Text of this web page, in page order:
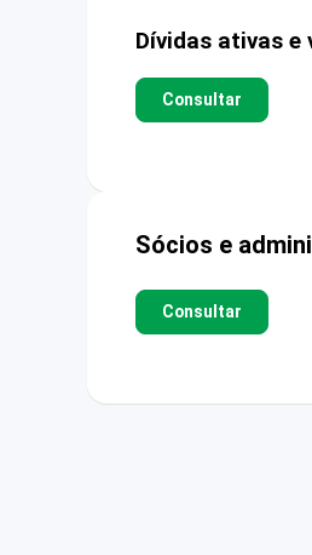
Dívidas ativas e
Consultar
Sócios e
Consultar